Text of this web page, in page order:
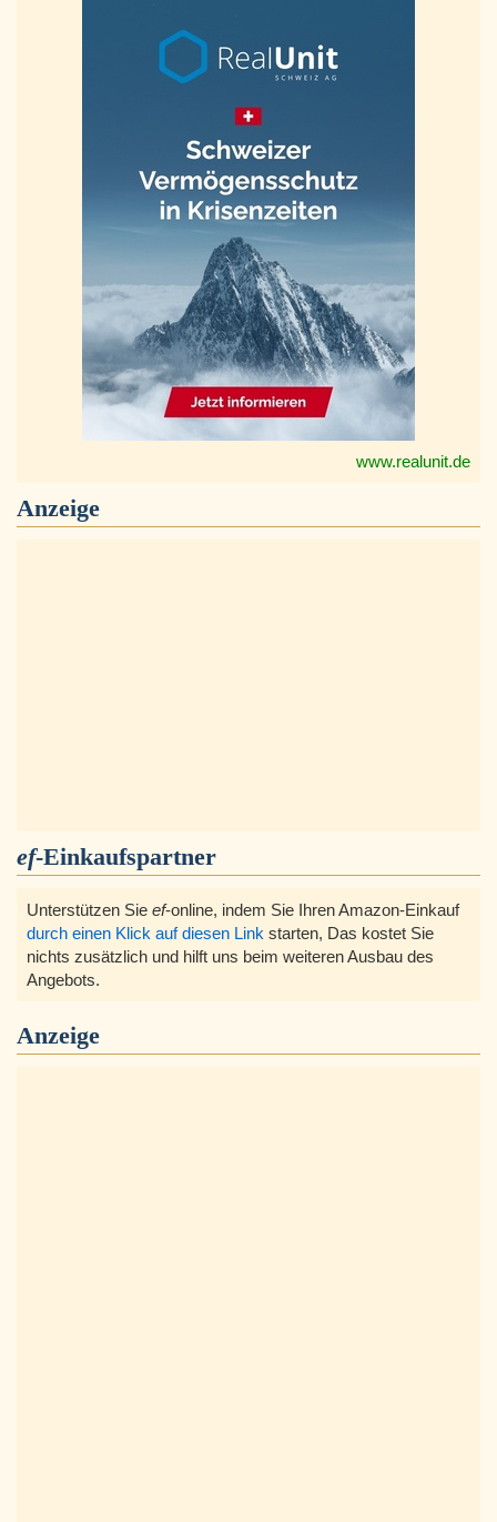
www.realunit.de
Anzeige
ef-Einkaufspartner
Unterstützen Sie ef-online, indem Sie Ihren Amazon-Einkauf
durch einen Klick auf diesen Link starten, Das kostet Sie
nichts zusätzlich und hilft uns beim weiteren Ausbau des
Angebots.
Anzeige